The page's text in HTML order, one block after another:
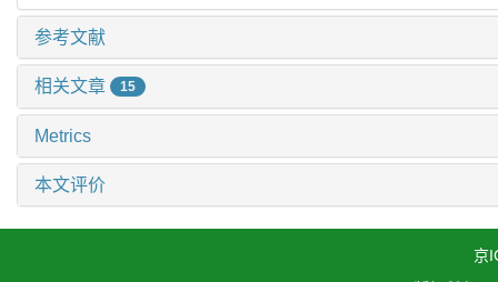
参考文献
相关文章 15
Metrics
本文评价
京